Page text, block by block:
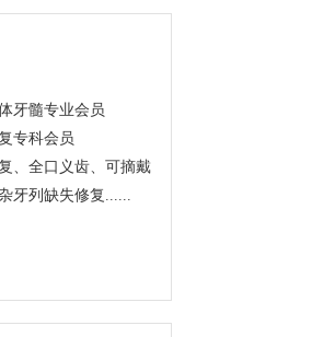
牙髓专业会员
专科会员
、全口义齿、可摘戴
牙列缺失修复......